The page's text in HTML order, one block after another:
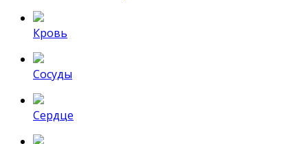
Кровь
Сосуды
Сердце